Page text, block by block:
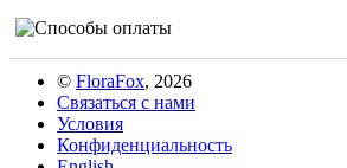
© FloraFox, 2026
Связаться с нами
Условия
Конфиденциальность